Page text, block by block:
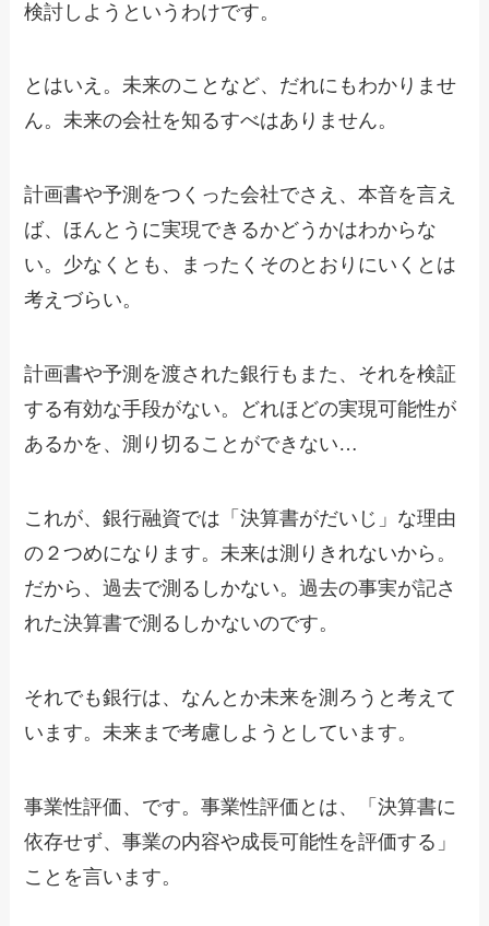
検討しようというわけです。
とはいえ。未来のことなど、だれにもわかりませ
ん。未来の会社を知るすべはありません。
計画書や予測をつくった会社でさえ、本音を言え
ば、ほんとうに実現できるかどうかはわからな
い。少なくとも、まったくそのとおりにいくとは
考えづらい。
計画書や予測を渡された銀行もまた、それを検証
する有効な手段がない。どれほどの実現可能性が
あるかを、測り切ることができない…
これが、銀行融資では「決算書がだいじ」な理由
の２つめになります。未来は測りきれないから。
だから、過去で測るしかない。過去の事実が記さ
れた決算書で測るしかないのです。
それでも銀行は、なんとか未来を測ろうと考えて
います。未来まで考慮しようとしています。
事業性評価、です。事業性評価とは、「決算書に
依存せず、事業の内容や成長可能性を評価する」
ことを言います。